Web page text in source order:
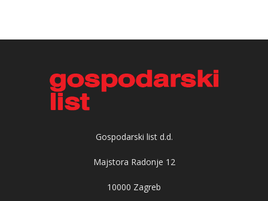
Gospodarski list d.d.
Majstora Radonje 12
10000 Zagreb